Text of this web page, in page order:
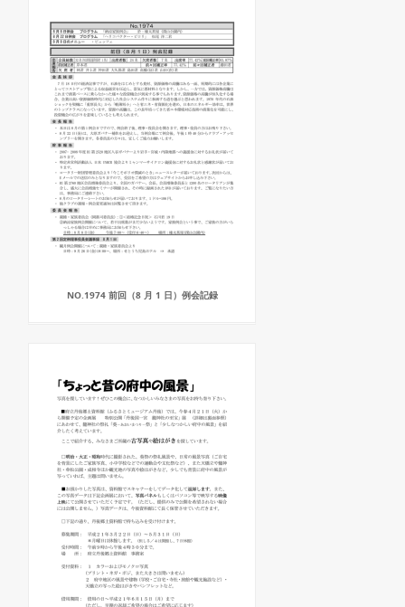
NO.1974 前回（8 月 1 日）例会記録